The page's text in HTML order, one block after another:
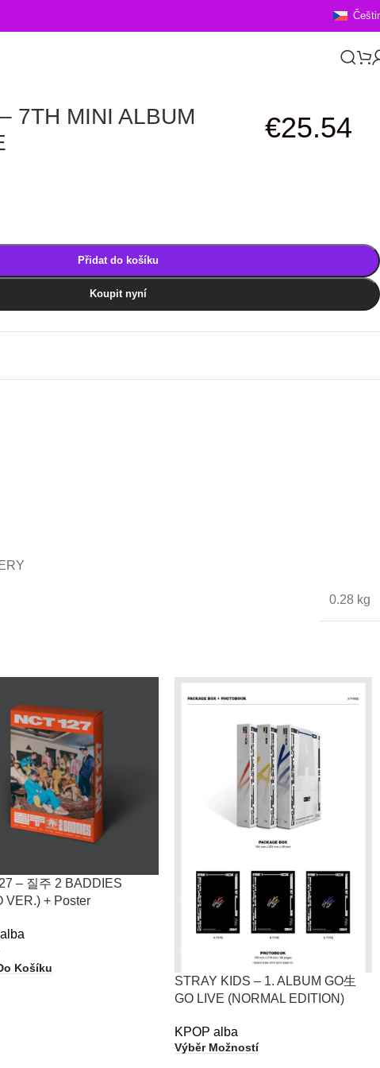
7TH MINI ALBUM
€25.54
Přidat do košíku
Koupit nyní
0.28 kg
– 질주 2 BADDIES
VER.) + Poster
Košíku
STRAY KIDS – 1. ALBUM GO生
GO LIVE (NORMAL EDITION)
KPOP alba
Výběr Možností